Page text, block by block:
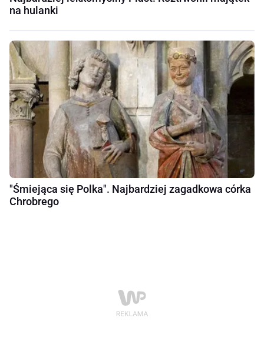
na hulanki
"Śmiejąca się Polka". Najbardziej zagadkowa córka
Chrobrego